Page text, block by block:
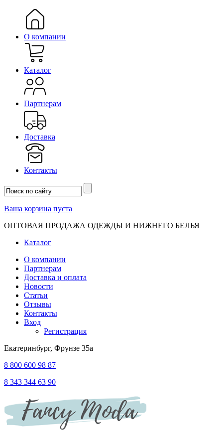
О компании
Каталог
Партнерам
Доставка
Контакты
Ваша корзина пуста
ОПТОВАЯ ПРОДАЖА ОДЕЖДЫ И НИЖНЕГО БЕЛЬЯ
Каталог
О компании
Партнерам
Доставка и оплата
Новости
Статьи
Отзывы
Контакты
Вход
Регистрация
Екатеринбург, Фрунзе 35а
8 800 600 98 87
8 343 344 63 90